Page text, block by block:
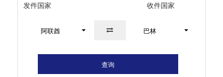
发件国家 收件国家
阿联酋 巴林
查询